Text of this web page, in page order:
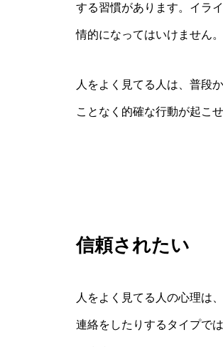
する習慣があります。イラ
情的になってはいけません。
人をよく見てる人は、普段
ことなく的確な行動が起こ
信頼されたい
人をよく見てる人の心理は
連絡をしたりするタイプで